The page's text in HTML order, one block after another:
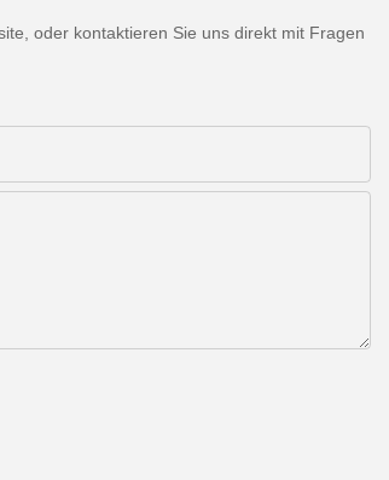
oder kontaktieren Sie uns direkt mit Fragen